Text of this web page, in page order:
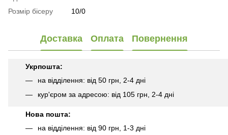
Розмір бісеру
10/0
Доставка Оплата Повернення
Укрпошта:
на відділення: від 50 грн, 2-4 дні
кур'єром за адресою: від 105 грн, 2-4 дні
Нова пошта:
на відділення: від 90 грн, 1-3 дні